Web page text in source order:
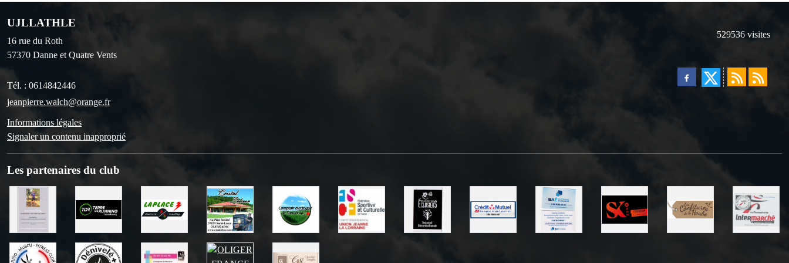
UJLLATHLE
16 rue du Roth
57370 Danne et Quatre Vents
Tél. : 0614842446
jeanpierre.walch@orange.fr
Informations légales
Signaler un contenu inapproprié
529536 visites
Les partenaires du club